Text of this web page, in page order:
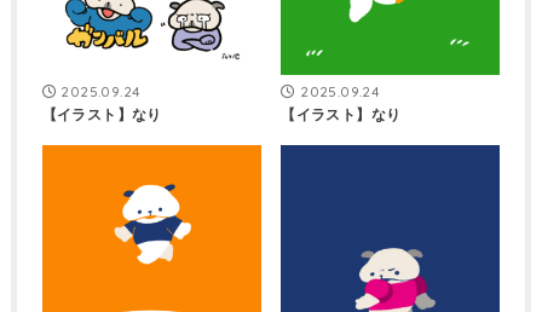
2025.09.24
【イラスト】なり
2025.09.24
【イラスト】なり